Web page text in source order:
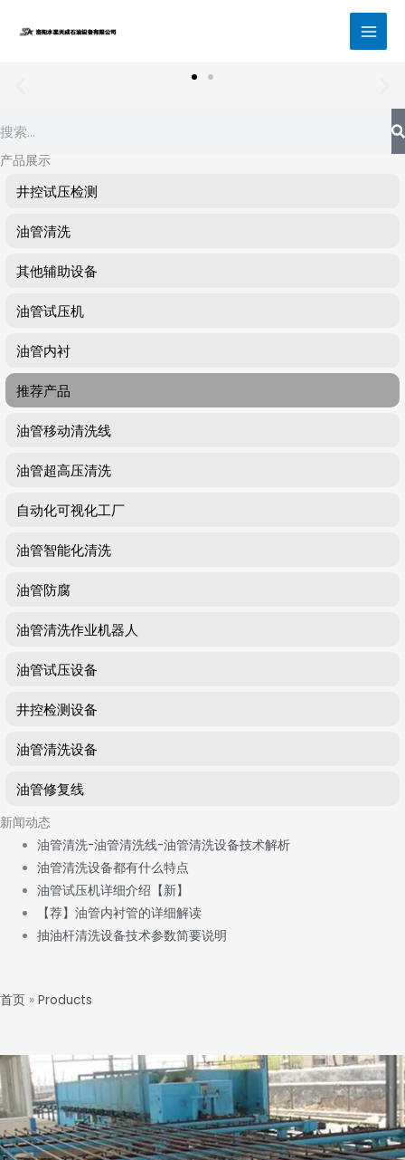
产品展示
井控试压检测
油管清洗
其他辅助设备
油管试压机
油管内衬
推荐产品
油管移动清洗线
油管超高压清洗
自动化可视化工厂
油管智能化清洗
油管防腐
油管清洗作业机器人
油管试压设备
井控检测设备
油管清洗设备
油管修复线
新闻动态
油管清洗-油管清洗线-油管清洗设备技术解析
油管清洗设备都有什么特点
油管试压机详细介绍【新】
【荐】油管内衬管的详细解读
抽油杆清洗设备技术参数简要说明
首页 » Products